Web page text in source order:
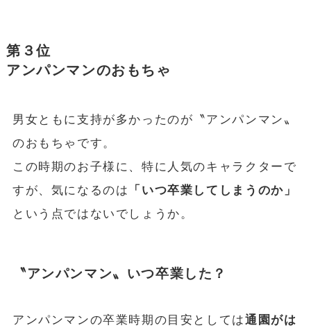
第３位
アンパンマンのおもちゃ
男女ともに支持が多かったのが〝アンパンマン〟
のおもちゃです。
この時期のお子様に、特に人気のキャラクターで
すが、気になるのは
「いつ卒業してしまうのか」
という点ではないでしょうか。
〝アンパンマン〟いつ卒業した？
アンパンマンの卒業時期の目安としては通園がは